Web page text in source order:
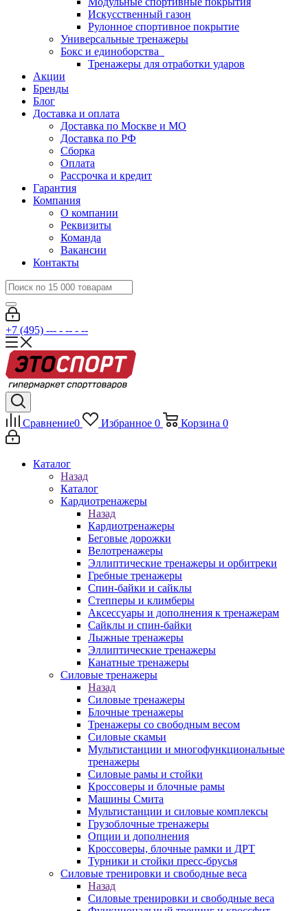
Искусственный газон
Рулонное спортивное покрытие
Универсальные тренажеры
Бокс и единоборства
Тренажеры для отработки ударов
Акции
Бренды
Блог
Доставка и оплата
Доставка по Москве и МО
Доставка по РФ
Сборка
Оплата
Рассрочка и кредит
Гарантия
Компания
О компании
Реквизиты
Команда
Вакансии
Контакты
+7 (495) --- - -- - --
Сравнение0 Избранное 0 Корзина 0
Каталог
Назад
Каталог
Кардиотренажеры
Назад
Кардиотренажеры
Беговые дорожки
Велотренажеры
Эллиптические тренажеры и орбитреки
Гребные тренажеры
Спин-байки и сайклы
Степперы и климберы
Аксессуары и дополнения к тренажерам
Сайклы и спин-байки
Лыжные тренажеры
Эллиптические тренажеры
Канатные тренажеры
Силовые тренажеры
Назад
Силовые тренажеры
Блочные тренажеры
Тренажеры со свободным весом
Силовые скамьи
Мультистанции и многофункциональные
тренажеры
Силовые рамы и стойки
Кроссоверы и блочные рамы
Машины Смита
Мультистанции и силовые комплексы
Грузоблочные тренажеры
Опции и дополнения
Кроссоверы, блочные рамки и ДРТ
Турники и стойки пресс-брусья
Силовые тренировки и свободные веса
Назад
Силовые тренировки и свободные веса